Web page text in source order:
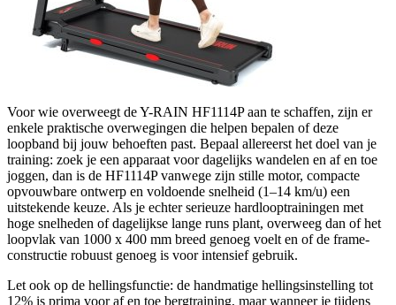
Voor wie overweegt de Y-RAIN HF1114P aan te schaffen, zijn er
enkele praktische overwegingen die helpen bepalen of deze
loopband bij jouw behoeften past. Bepaal allereerst het doel van je
training: zoek je een apparaat voor dagelijks wandelen en af en toe
joggen, dan is de HF1114P vanwege zijn stille motor, compacte
opvouwbare ontwerp en voldoende snelheid (1–14 km/u) een
uitstekende keuze. Als je echter serieuze hardlooptrainingen met
hoge snelheden of dagelijkse lange runs plant, overweeg dan of het
loopvlak van 1000 x 400 mm breed genoeg voelt en of de frame-
constructie robuust genoeg is voor intensief gebruik.
Let ook op de hellingsfunctie: de handmatige hellingsinstelling tot
12% is prima voor af en toe bergtraining, maar wanneer je tijdens